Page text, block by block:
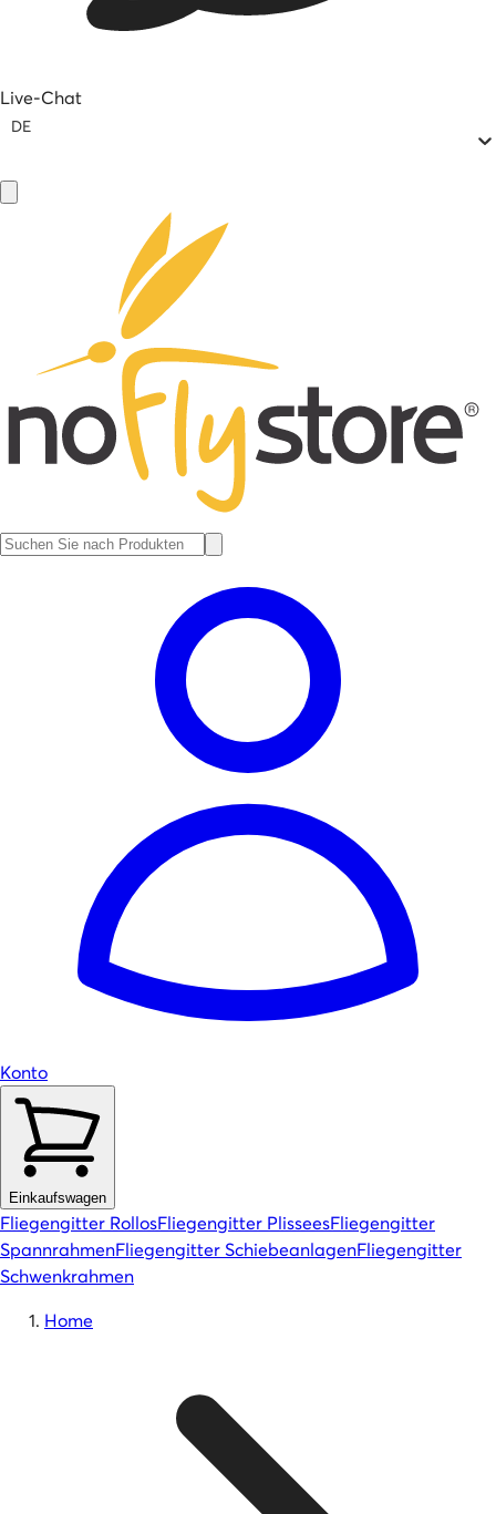
Live-Chat
DE
Konto
Einkaufswagen
Fliegengitter RollosFliegengitter PlisseesFliegengitter
SpannrahmenFliegengitter SchiebeanlagenFliegengitter
Schwenkrahmen
Home